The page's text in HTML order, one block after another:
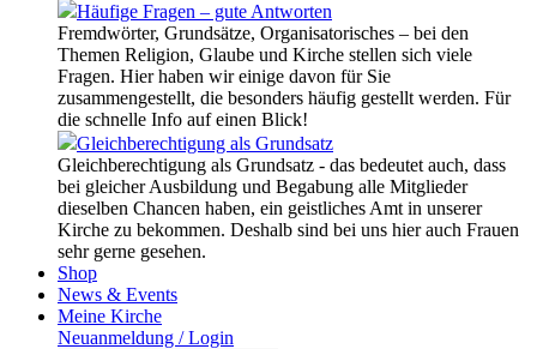
Häufige Fragen – gute Antworten
Fremdwörter, Grundsätze, Organisatorisches – bei den
Themen Religion, Glaube und Kirche stellen sich viele
Fragen. Hier haben wir einige davon für Sie
zusammengestellt, die besonders häufig gestellt werden. Für
die schnelle Info auf einen Blick!
Gleichberechtigung als Grundsatz
Gleichberechtigung als Grundsatz - das bedeutet auch, dass
bei gleicher Ausbildung und Begabung alle Mitglieder
dieselben Chancen haben, ein geistliches Amt in unserer
Kirche zu bekommen. Deshalb sind bei uns hier auch Frauen
sehr gerne gesehen.
Shop
News & Events
Meine Kirche
Neuanmeldung / Login